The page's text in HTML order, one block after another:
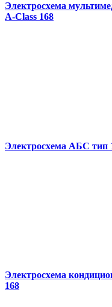
Электросхема
A-Class 168
Электросхема АБС тип
Электросхема
168